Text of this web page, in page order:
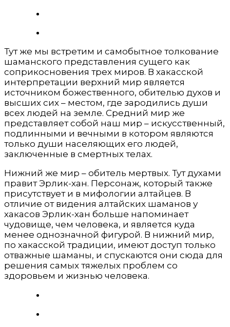
Тут же мы встретим и самобытное толкование
шаманского представления сущего как
соприкосновения трех миров. В хакасской
интерпретации верхний мир является
источником божественного, обителью духов и
высших сих – местом, где зародились души
всех людей на земле. Средний мир же
представляет собой наш мир – искусственный,
подлинными и вечными в котором являются
только души населяющих его людей,
заключенные в смертных телах.
Нижний же мир – обитель мертвых. Тут духами
правит Эрлик-хан. Персонаж, который также
присутствует и в мифологии алтайцев. В
отличие от видения алтайских шаманов у
хакасов Эрлик-хан больше напоминает
чудовище, чем человека, и является куда
менее однозначной фигурой. В нижний мир,
по хакасской традиции, имеют доступ только
отважные шаманы, и спускаются они сюда для
решения самых тяжелых проблем со
здоровьем и жизнью человека.